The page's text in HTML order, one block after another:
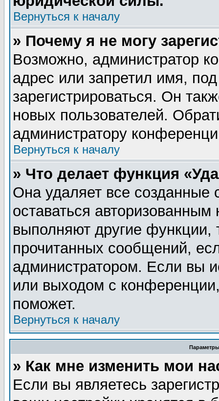
Вернуться к началу
» Почему я не могу
Возможно, администратор
адрес или запретил имя,
зарегистрироваться. Он
новых пользователей.
администратору
Вернуться к началу
» Что делает функция
Она удаляет все созданные
оставаться
выполняют другие функции,
прочитанных сообщений,
администратором. Если вы
или выходом с
поможет.
Вернуться к началу
» Как мне изменить мои
Если вы являетесь